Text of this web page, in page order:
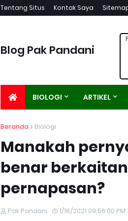
Tentang Situs Kontak Saya
Blog Pak Pandani
BIOLOGI ARTIKEL
Beranda Biologi
Manakah
benar
pernapasan?
Pak Pandani 1/18/2021 09:56:00 PM